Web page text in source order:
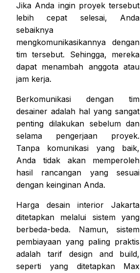
Jika Anda ingin proyek tersebut
lebih cepat selesai, Anda
sebaiknya
mengkomunikasikannya dengan
tim tersebut. Sehingga, mereka
dapat menambah anggota atau
jam kerja.
Berkomunikasi dengan tim
desainer adalah hal yang sangat
penting dilakukan sebelum dan
selama pengerjaan proyek.
Tanpa komunikasi yang baik,
Anda tidak akan memperoleh
hasil rancangan yang sesuai
dengan keinginan Anda.
Harga desain interior Jakarta
ditetapkan melalui sistem yang
berbeda-beda. Namun, sistem
pembiayaan yang paling praktis
adalah tarif design and build,
seperti yang ditetapkan Max